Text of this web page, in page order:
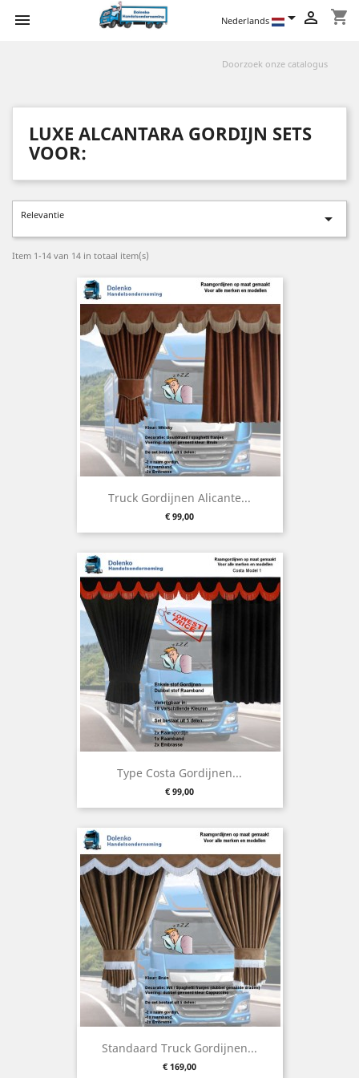
 shopping_cart

Nederlands 
LUXE ALCANTARA GORDIJN SETS
VOOR:
Relevantie 
Item 1-14 van 14 in totaal item(s)
Truck Gordijnen Alicante...
Prijs
€ 99,00
Type Costa Gordijnen...
Prijs
€ 99,00
Standaard Truck Gordijnen...
Prijs
€ 169,00